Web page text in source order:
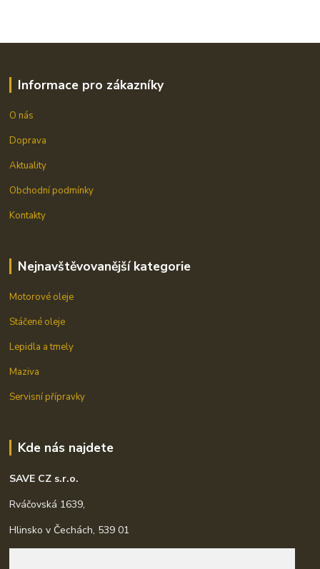
Informace pro zákazníky
O nás
Doprava
Aktuality
Obchodní podmínky
Kontakty
Nejnavštěvovanější kategorie
Motorové oleje
Stáčené oleje
Lepidla a tmely
Maziva
Servisní přípravky
Kde nás najdete
SAVE CZ s.r.o.
Rváčovská 1639,
Hlinsko v Čechách, 539 01